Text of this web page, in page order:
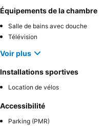
Équipements de la chambre
Salle de bains avec douche
Télévision
Voir plus
Installations sportives
Location de vélos
Accessibilité
Parking (PMR)